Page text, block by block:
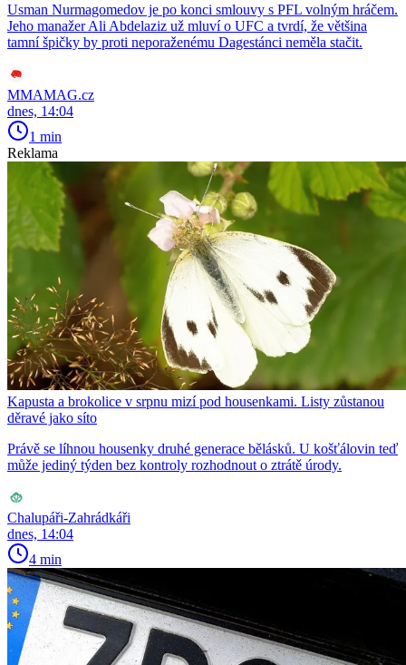
Usman Nurmagomedov je po konci smlouvy s PFL volným hráčem.
Jeho manažer Ali Abdelaziz už mluví o UFC a tvrdí, že většina
tamní špičky by proti neporaženému Dagestánci neměla stačit.
MMAMAG.cz
dnes, 14:04
1 min
Reklama
Kapusta a brokolice v srpnu mizí pod housenkami. Listy zůstanou
děravé jako síto
Právě se líhnou housenky druhé generace bělásků. U košťálovin teď
může jediný týden bez kontroly rozhodnout o ztrátě úrody.
Chalupáři-Zahrádkáři
dnes, 14:04
4 min